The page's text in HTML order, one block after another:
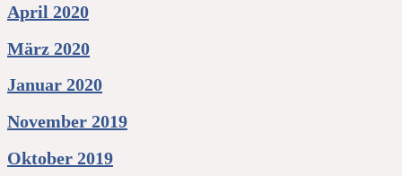
April 2020
März 2020
Januar 2020
November 2019
Oktober 2019